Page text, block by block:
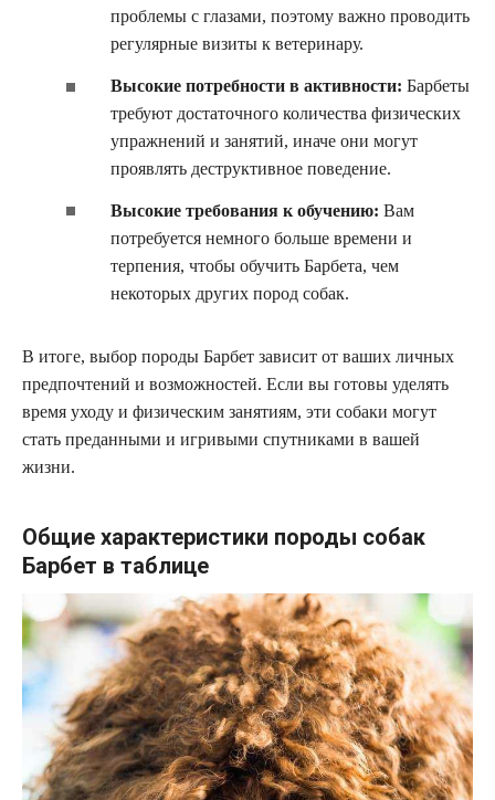
проблемы с глазами, поэтому важно проводить
регулярные визиты к ветеринару.
Высокие потребности в активности: Барбеты
требуют достаточного количества физических
упражнений и занятий, иначе они могут
проявлять деструктивное поведение.
Высокие требования к обучению: Вам
потребуется немного больше времени и
терпения, чтобы обучить Барбета, чем
некоторых других пород собак.
В итоге, выбор породы Барбет зависит от ваших личных
предпочтений и возможностей. Если вы готовы уделять
время уходу и физическим занятиям, эти собаки могут
стать преданными и игривыми спутниками в вашей
жизни.
Общие характеристики породы собак
Барбет в таблице